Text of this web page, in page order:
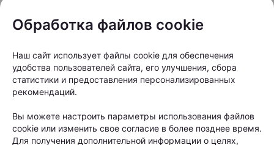
Одним из серьезных видов выпадения волос
состоянии волосяные фолликулы постепенно
уменьшаются в размерах, а волосы становятся все
более тонкими. Полностью остановить
генетически обусловленный процесс невозможно,
однако современные методы терапии могут
Обработка файлов cookie
Наш сайт использует файлы cookie для обеспечения
удобства пользователей сайта, его улучшения, сбора
статистики и предоставления персонализированных
рекомендаций.
Вы можете настроить параметры использования файлов
cookie или изменить свое согласие в более позднее время.
Для получения дополнительной информации о целях,